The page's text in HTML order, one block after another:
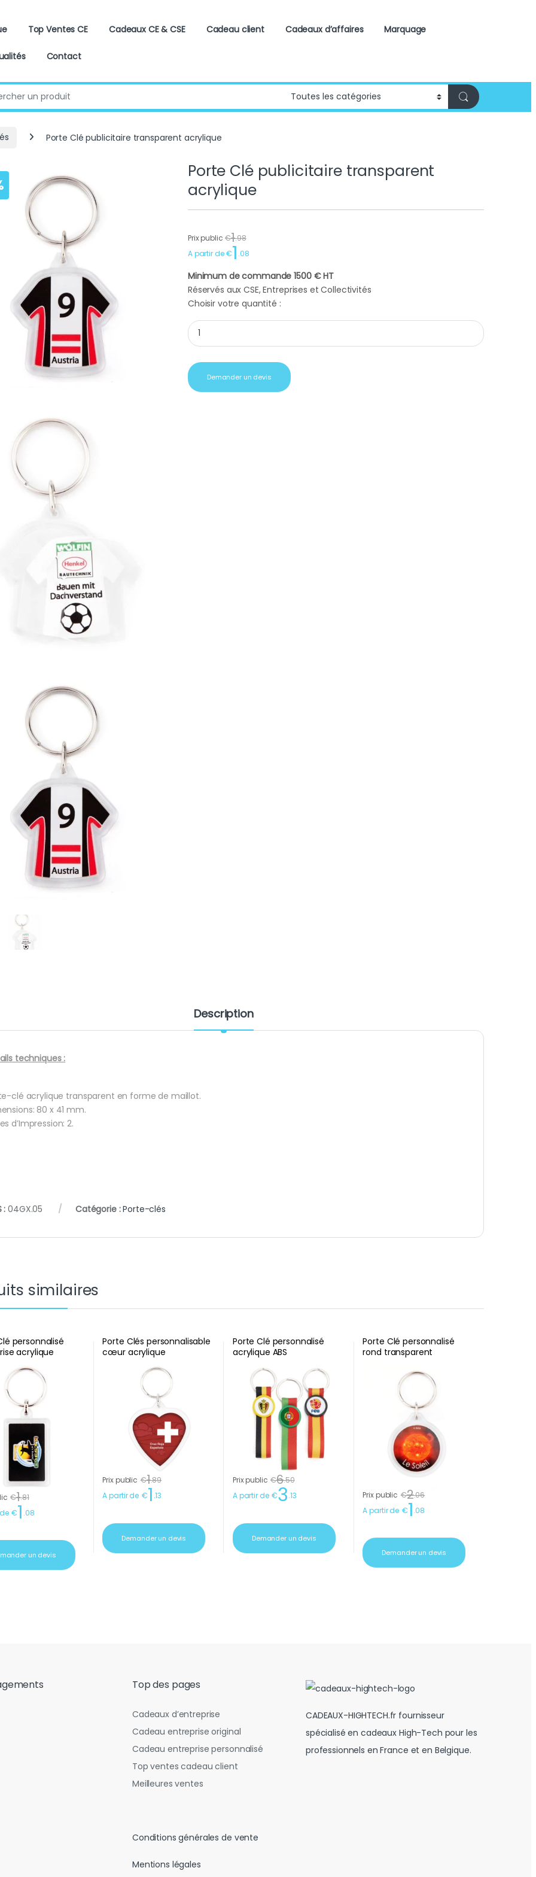
Top Ventes CE Cadeaux CE & CSE Cadeau client Cadeaux d’affaires Marquage
Contact
Porte Clé publicitaire transparent acrylique
Porte Clé publicitaire transparent
acrylique
Prix public €1.98
A partir de €1 .08
Minimum de commande 1500 € HT
Réservés aux CSE, Entreprises et Collectivités
Choisir votre quantité :
Porte Clé publicitaire transparent acrylique quantity
Demander un devis
Description
techniques :
clé acrylique transparent en forme de maillot.
80 x 41 mm.
d’Impression: 2.
:04GX.05 Catégorie :Porte-clés
similaires
personnalisé
acrylique
€1.81
€1 .08
un devis
Porte Clés personnalisable
cœur acrylique
Prix public €1.89
A partir de €1 .13
Demander un devis
Porte Clé personnalisé
acrylique ABS
Prix public €6.50
A partir de €3.13
Demander un devis
Porte Clé personnalisé
rond transparent
Prix public €2.06
A partir de €1 .08
Demander un devis
Top des pages
Cadeaux d’entreprise
Cadeau entreprise original
Cadeau entreprise personnalisé
Top ventes cadeau client
Meilleures ventes
Conditions générales de vente
Mentions légales
CADEAUX-HIGHTECH.fr fournisseur
spécialisé en cadeaux High-Tech pour les
professionnels en France et en Belgique.